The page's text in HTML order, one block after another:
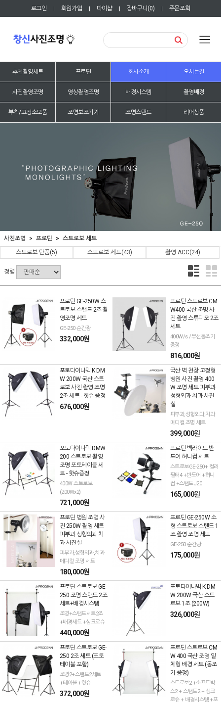
로그인 | 회원가입 | 마이샵 | 장바구니(0) | 주문조회
추천촬영세트 프로딘 회사소개 오시는길
사진촬영조명 영상촬영조명 배경시스템 촬영배경
부착/고정소모품 조명보조기기 조명스탠드 리퍼상품
사진조명 프로딘
스트로보 세트
스트로보 단품(5) 스트로보 세트(43) 촬영 ACC(24)
정렬
프로딘 GE-250W 스
트로보 스탠드 2조 촬
영조명 세트
GE-250 순간광
332,000원
프로딘 스트로보 CM
W400 국산 조명 사
진 촬영 스튜디오 2조
세트
400W/s /무선동조기
증정
816,000원
포토다이나믹 K DM
W 200W 국산 스트
로보 사진 촬영 조명
2조 세트 - 핫슈 증정
676,000원
국산 벽 천장 고정형
병원 사진 촬영 400
W 조명 세트 피부과
성형외과 치과 사진
실
피부과,성형외과,치과
메디컬 조명 세트
399,000원
포토다이나믹 DMW
200 스트로보 촬영
조명 포토테이블 세
트 - 핫슈증정
400W 스트로보
(200Wx2)
721,000원
프로딘 백라이트 반
도어 허니컴 세트
스트로보GE-250+ 컬러
필터4 +반도어 +허니
컴 +스탠드J20
165,000원
프로딘 병원 조명 사
진 250W 촬영 세트
피부과 성형외과 치
과 사진실
피부과,성형외과,치과
메디컬 조명 세트
180,000원
프로딘 GE-250W 소
형 스트로보 스탠드 1
조 촬영 조명 세트
GE-250 순간광
175,000원
프로딘 스트로보 GE-
250 조명 스탠드 2조
세트+배경시스템
조명+스탠드세트2조
+배경세트 +싱크로슈
440,000원
포토다이나믹 K DM
W 200W 국산 스트
로보 1조 (200W)
326,000원
프로딘 스트로보 GE-
250 2조 세트 (포토
테이블 포함)
조명2+스탠드2세트
+테이블 +핫슈
372,000원
프로딘 스트로보 CM
W 400 국산 조명 일
체형 배경 세트 (동조
기 증정)
스트로보2 +소프트박
스2 + 스탠드2 + 싱크
로슈 + 배경시스템 +포